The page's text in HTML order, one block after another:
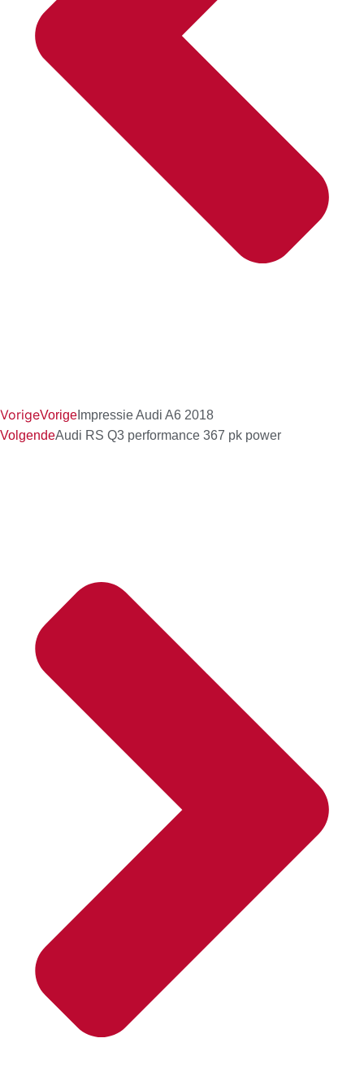
VorigeVorige Impressie Audi A6 2018
VolgendeAudi RS Q3 performance 367 pk power